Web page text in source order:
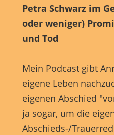
Petra Schwarz im
oder weniger)
und Tod
Mein Podcast gibt
eigene Leben
eigenen Abschied
ja sogar, um die
Abschieds-/